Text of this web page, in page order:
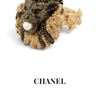
CHANEL